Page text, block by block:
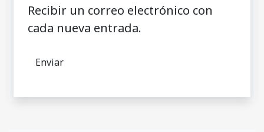
Recibir un correo electrónico con
cada nueva entrada.